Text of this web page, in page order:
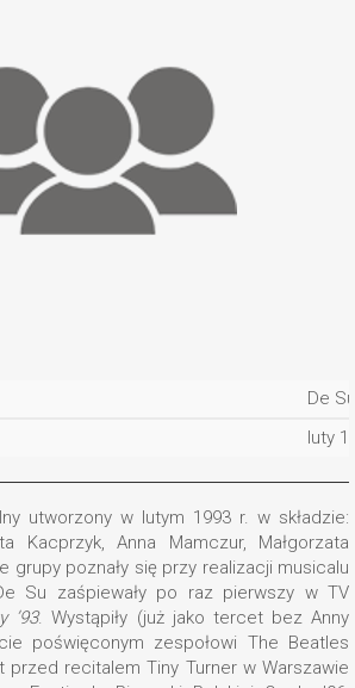
De Su
luty
utworzony w lutym 1993 r. w składzie:
Kacprzyk, Anna Mamczur, Małgorzata
grupy poznały się przy realizacji musicalu
Su zaśpiewały po raz pierwszy w TV
’93. Wystąpiły (już jako tercet bez Anny
poświęconym zespołowi The Beatles
przed recitalem Tiny Turner w Warszawie